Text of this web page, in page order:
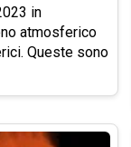
in
atmosferico
Queste sono